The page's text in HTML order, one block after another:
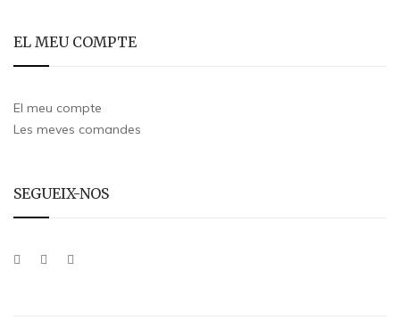
EL MEU COMPTE
El meu compte
Les meves comandes
SEGUEIX-NOS